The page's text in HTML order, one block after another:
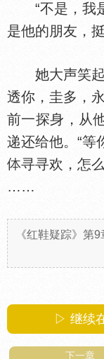
“不是，我是
是他的朋友，
她大声笑起
透你，圭多，
前一探身，从
递还给他。“等
寻寻欢，怎
……
《红鞋疑踪》第
▷ 继续
下一章